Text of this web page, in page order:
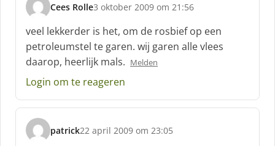
Cees Rolle
s
h
r
e
e
:
3 oktober 2009 om 21:56
veel lekkerder is het, om de rosbief op een
petroleumstel te garen. wij garen alle vlees
daarop, heerlijk mals. Melden
Login om te reageren
patrick
s
22 april 2009 om 23:05